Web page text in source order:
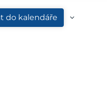
do kalendáře